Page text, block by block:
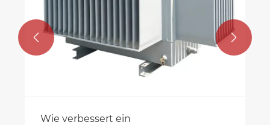
Wie verbessert ein
 